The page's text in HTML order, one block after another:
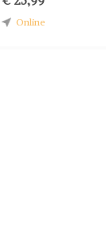
Online